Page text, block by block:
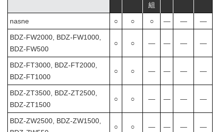
組
nasne ○ ○ ○ ― ― ―
BDZ-FW2000, BDZ-FW1000,
BDZ-FW500
○ ○ ― ― ― ―
BDZ-FT3000, BDZ-FT2000,
BDZ-FT1000
○ ○ ― ― ― ―
BDZ-ZT3500, BDZ-ZT2500,
BDZ-ZT1500
○ ○ ― ― ― ―
BDZ-ZW2500, BDZ-ZW1500,
○ ○ ― ― ― ―